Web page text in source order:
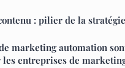
: pilier de la
marketing automation
les entreprises de